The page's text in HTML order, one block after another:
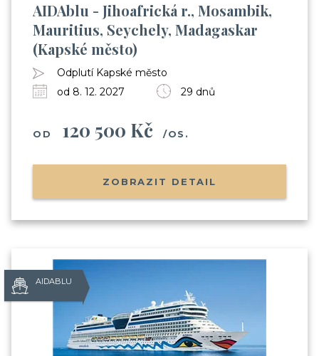
AIDAblu - Jihoafrická r., Mosambik,
Mauritius, Seychely, Madagaskar
(Kapské město)
Odplutí Kapské město
od 8. 12. 2027
29 dnů
OD 120 500 Kč /OS.
ZOBRAZIT DETAIL
AIDABLU
Už odcházíte?
Zanechte nám svůj email.
Zůstaneme v kontaktu a získáte:
Balíček videí, kde Vás seznámíme s cestováním
Informace o Skupinových plavbách
Odesláním souhlasíte se
zpracováním osobních údajů